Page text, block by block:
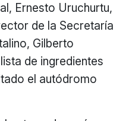
Ernesto Uruchurtu,
de la Secretaría
Gilberto
de ingredientes
el autódromo